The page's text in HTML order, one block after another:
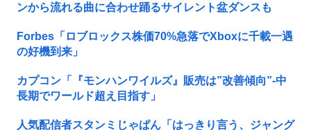
ンから流れる曲に合わせ踊るサイレント盆ダンスも
Forbes「ロブロックス株価70%急落でXboxに千載一遇
の好機到来」
カプコン「『モンハンワイルズ』販売は”改善傾向”-中
長期でワールド超え目指す」
人気配信者スタンミじゃぱん「はっきり言う、ジャング